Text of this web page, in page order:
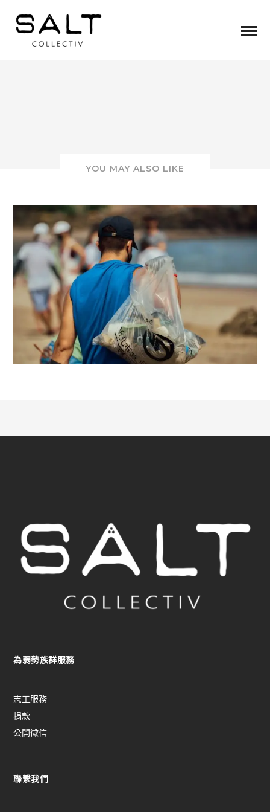
YOU MAY ALSO LIKE
為弱勢族群服務
志工服務
捐款
公開徵信
聯繫我們